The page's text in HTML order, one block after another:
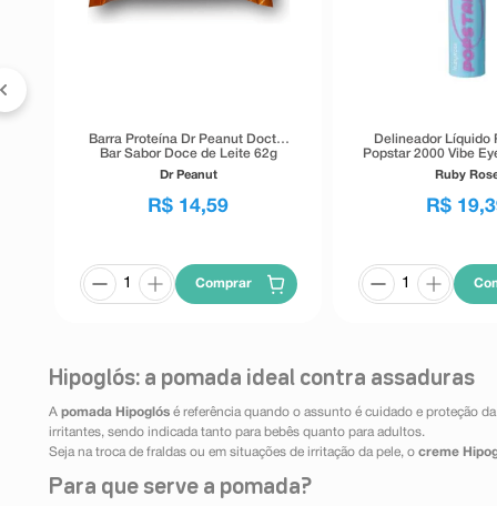
Barra Proteína Dr Peanut Doctor
Bar Sabor Doce de Leite 62g
Dr Peanut
R$ 14,59
Comprar
Delineador Líquido
Popstar 2000 Vibe
Preto
Ruby
R$ 19,
Hipoglós: a pomada ideal contra assaduras
A pomada Hipoglós é referência quando o assunto é cuidado e proteção
irritantes, sendo indicada tanto para bebês quanto para adultos.
Seja na troca de fraldas ou em situações de irritação da pele, o creme
Para que serve a pomada?